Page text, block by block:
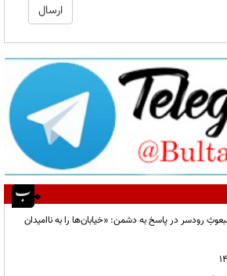
رودسر در پاسخ به دشمن: «خیابان‌ها را به ناامیدان